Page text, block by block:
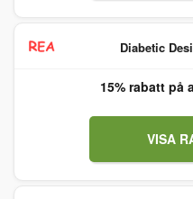
Diabetic
15% rabatt på
VISA